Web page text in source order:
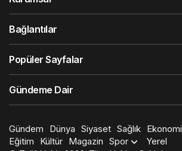
Bağlantılar
Popüler Sayfalar
Gündeme Dair
Gündem Dünya Siyaset Sağlık Ekonomi
Eğitim
Kültür Magazin Spor
Yerel